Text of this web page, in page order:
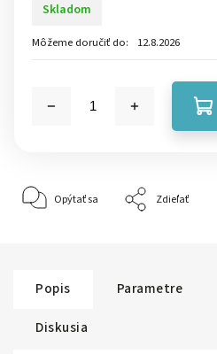
Skladom
Môžeme doručiť do: 12.8.2026
Opýtať sa Zdieľať
Popis Parametre
Diskusia